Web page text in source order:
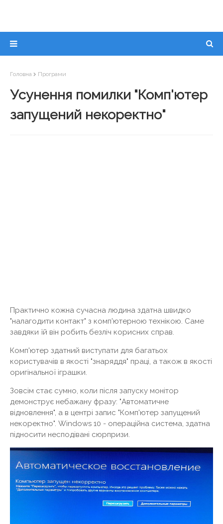
Головна Програми
Усунення помилки "Комп'ютер
запущений некоректно"
Практично кожна сучасна людина здатна швидко
"налагодити контакт" з комп'ютерною технікою. Саме
завдяки їй він робить безліч корисних справ.
Комп'ютер здатний виступати для багатьох
користувачів в якості "знаряддя" праці, а також в якості
оригінальної іграшки.
Зовсім стає сумно, коли після запуску монітор
демонструє небажану фразу: "Автоматичне
відновлення", а в центрі запис "Комп'ютер запущений
некоректно". Windows 10 - операційна система, здатна
підносити несподівані сюрпризи.